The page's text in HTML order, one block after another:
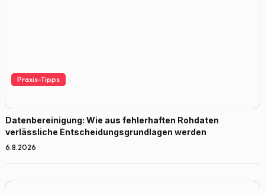
Praxis-Tipps
Datenbereinigung: Wie aus fehlerhaften Rohdaten
verlässliche Entscheidungsgrundlagen werden
6.8.2026